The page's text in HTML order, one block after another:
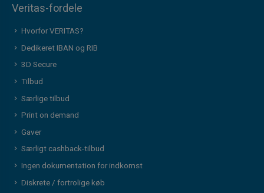
Veritas-fordele
Hvorfor VERITAS?
Dedikeret IBAN og RIB
3D Secure
Tilbud
Særlige tilbud
Print on demand
Gaver
Særligt cashback-tilbud
Ingen dokumentation for indkomst
Diskrete / fortrolige køb